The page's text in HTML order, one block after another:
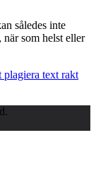
således inte
som helst eller
plagiera text rakt